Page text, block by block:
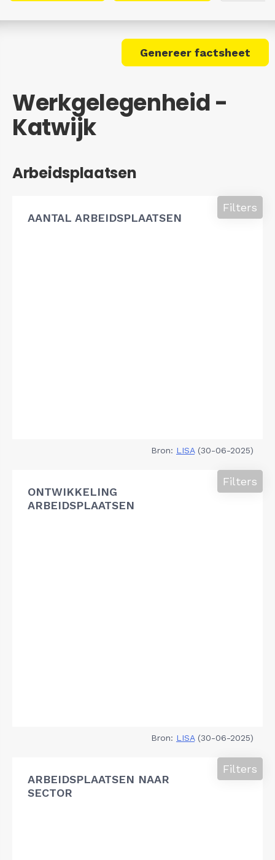
Genereer factsheet
Werkgelegenheid -
Katwijk
Arbeidsplaatsen
AANTAL ARBEIDSPLAATSEN
Filters
Bron: LISA(30-06-2025)
ONTWIKKELING
ARBEIDSPLAATSEN
Filters
Bron: LISA(30-06-2025)
ARBEIDSPLAATSEN NAAR
SECTOR
Filters